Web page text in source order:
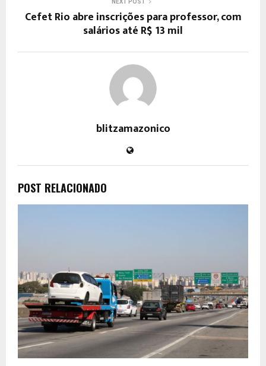
NEXT POST
Cefet Rio abre inscrições para professor, com
salários até R$ 13 mil
blitzamazonico
POST RELACIONADO